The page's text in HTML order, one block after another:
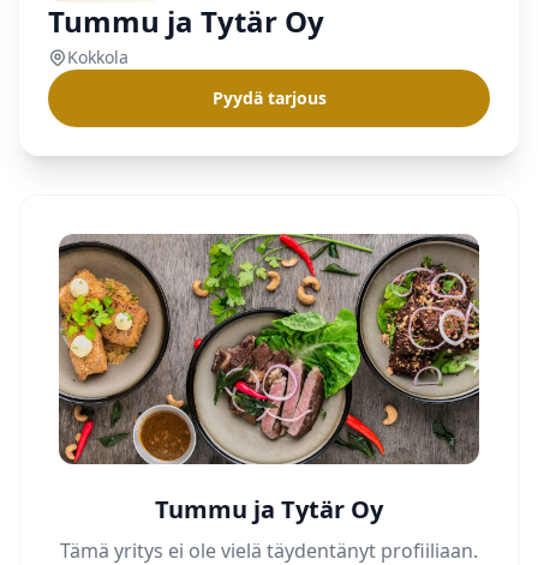
Tummu ja Tytär Oy
Kokkola
Pyydä tarjous
Tummu ja Tytär Oy
Tämä yritys ei ole vielä täydentänyt profiiliaan.